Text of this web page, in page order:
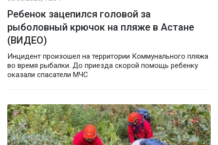
Ребенок зацепился головой за
рыболовный крючок на пляже в Астане
(ВИДЕО)
Инцидент произошел на территории Коммунального пляжа
во время рыбалки. До приезда скорой помощь ребенку
оказали спасатели МЧС